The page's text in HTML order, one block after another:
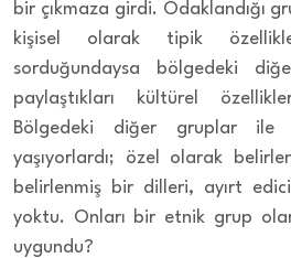
bir çıkmaza girdi. Odaklandığı
kişisel olarak tipik
sorduğundaysa bölgedeki
paylaştıkları kültürel
Bölgedeki diğer gruplar ile
yaşıyorlardı; özel olarak
belirlenmiş bir dilleri, ayırt
yoktu. Onları bir etnik grup
uygundu?